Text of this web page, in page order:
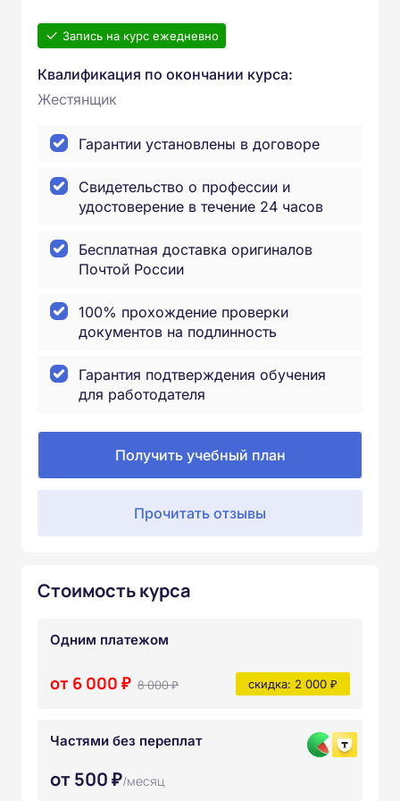
Запись на курс ежедневно
Квалификация по окончании курса:
Жестянщик
Гарантии установлены в договоре
Свидетельство о профессии и
удостоверение в течение 24 часов
Бесплатная доставка оригиналов
Почтой России
100% прохождение проверки
документов на подлинность
Гарантия подтверждения обучения
для работодателя
Получить учебный план
Прочитать отзывы
Стоимость курса
Одним платежом
от 6 000 ₽ 8 000 ₽ скидка: 2 000 ₽
Частями без переплат
от 500 ₽/месяц